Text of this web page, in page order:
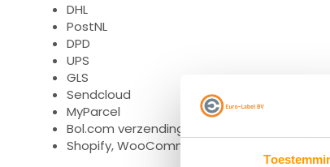
DHL
PostNL
DPD
UPS
GLS
Sendcloud
MyParcel
Bol.com verzendingen
Shopify, WooCommerce en andere